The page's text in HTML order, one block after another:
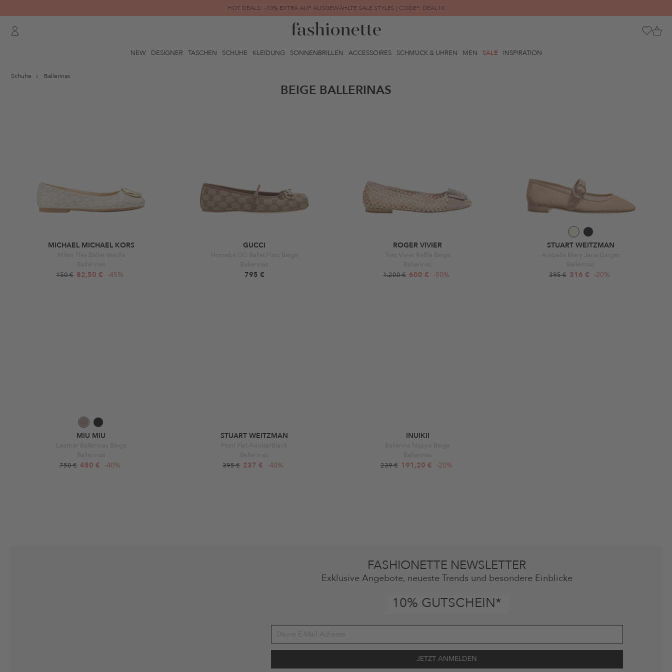
HOT DEALS: -10% EXTRA AUF AUSGEWÄHLTE SALE STYLES | CODE*: DEAL10
FINAL SALE | BIS ZU -80% REDUZIERT
NEW DESIGNER TASCHEN SCHUHE KLEIDUNG SONNENBRILLEN ACCESSOIRES SCHMUCK & UHREN MEN SALE INSPIRATION
Schuhe Ballerinas
BEIGE BALLERINAS
MICHAEL MICHAEL KORS
Milan Flex Ballet Vanilla
Ballerinas
150 € 82,50 € -45%
GUCCI
Horsebit GG Ballet Flats Beige
Ballerinas
795 €
ROGER VIVIER
Très Vivier Raffia Beige
Ballerinas
1.200 € 600 € -50%
STUART WEITZMAN
Arabella Mary Jane Ginger
Ballerinas
395 € 316 € -20%
MIU MIU
Leather Ballerinas Beige
Ballerinas
750 € 450 € -40%
STUART WEITZMAN
Pearl Flat Adobe/Black
Ballerinas
395 € 237 € -40%
INUIKII
Ballerina Nappa Beige
Ballerinas
239 € 191,20 € -20%
FASHIONETTE NEWSLETTER
Exklusive Angebote, neueste Trends und besondere Einblicke
10% GUTSCHEIN*